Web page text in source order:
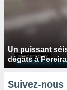
Un puissant
dégâts à
Suivez-nous